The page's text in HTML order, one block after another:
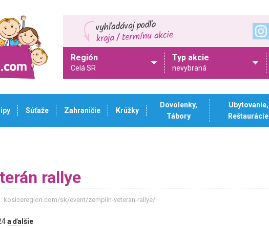
Región
Celá SR
Typ akcie
nevybraná
Súťaže Zahraničie Krúžky
Dovolenky,
Tábory
Ubytovanie,
Reštaurácie
rallye
kosiceregion.com/sk/event/zemplin-veteran-rallye/
a ďalšie